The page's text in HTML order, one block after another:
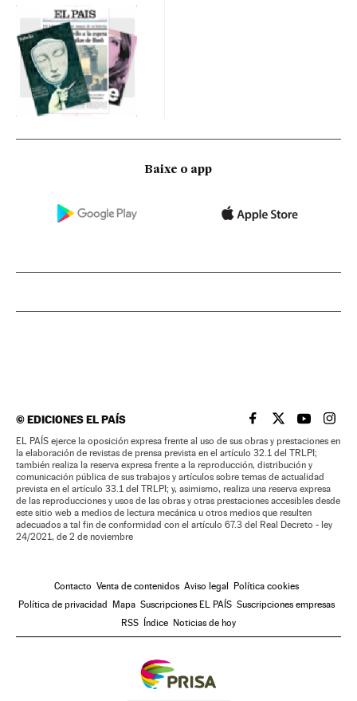
Baixe o app
©EDICIONES EL PAÍS EL PAÍS BRASIL EN
EL PAÍSEL PAÍS
EL
EL PAÍS ejerce la oposición expresa frente al uso de sus obras y prestaciones en
la elaboración de revistas de prensa prevista en el artículo 32.1 del TRLPI;
también realiza la reserva expresa frente a la reproducción, distribución y
comunicación pública de sus trabajos y artículos sobre temas de actualidad
prevista en el artículo 33.1 del TRLPI; y, asimismo, realiza una reserva expresa
de las reproducciones y usos de las obras y otras prestaciones accesibles desde
este sitio web a medios de lectura mecánica u otros medios que resulten
adecuados a tal fin de conformidad con el artículo 67.3 del Real Decreto - ley
24/2021, de 2 de noviembre
Contacto Venta de contenidos Aviso legal
Política cookies
Política de privacidad
Mapa Suscripciones EL PAÍS Suscripciones empresas
RSS
Índice Noticias de hoy